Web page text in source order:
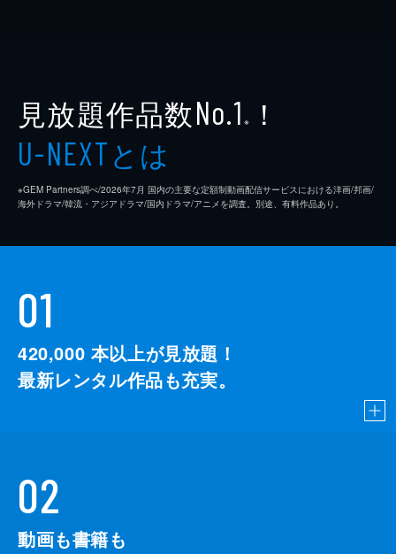
見放題作品数No.1 ※ ！
U-NEXTとは
※GEM Partners調べ/2026年7⽉ 国内の主要な定額制動画配信サービスにおける洋画/邦画/
海外ドラマ/韓流・アジアドラマ/国内ドラマ/アニメを調査。別途、有料作品あり。
01
420,000 本以上が見放題！
最新レンタル作品も充実。
02
動画も書籍も